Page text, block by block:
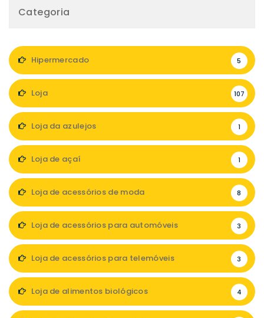
Categoria
Hipermercado 5
Loja 107
Loja da azulejos 1
Loja de açaí 1
Loja de acessórios de moda 8
Loja de acessórios para automóveis 3
Loja de acessórios para telemóveis 3
Loja de alimentos biológicos 4